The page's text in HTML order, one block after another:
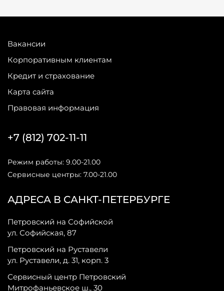
Вакансии
Корпоративным клиентам
Кредит и страхование
Карта сайта
Правовая информация
АДРЕСА В САНКТ-ПЕТЕРБУРГЕ
Петровский на Софийской
ул. Софийская, 87
Петровский на Руставели
ул. Руставели, д. 31, корп. 3
Сервисный центр Петровский
Митрофаньевское ш., 30
+7 (812) 702-11-11
Режим работы: 9.00-21.00
Сервисные центры: 7.00-21.00